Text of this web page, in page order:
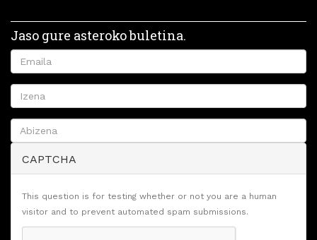
Jaso gure asteroko buletina.
CAPTCHA
This question is for testing whether or not you are a human
visitor and to prevent automated spam submissions.